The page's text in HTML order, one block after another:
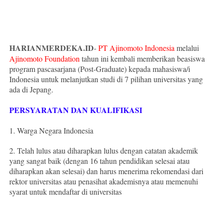
HARIANMERDEKA.ID-PT Ajinomoto Indonesia melalui
Ajinomoto Foundation tahun ini kembali memberikan beasiswa
program pascasarjana (Post-Graduate) kepada mahasiswa/i
Indonesia untuk melanjutkan studi di 7 pilihan universitas yang
ada di Jepang.
PERSYARATAN DAN KUALIFIKASI
1. Warga Negara Indonesia
2. Telah lulus atau diharapkan lulus dengan catatan akademik
yang sangat baik (dengan 16 tahun pendidikan selesai atau
diharapkan akan selesai) dan harus menerima rekomendasi dari
rektor universitas atau penasihat akademisnya atau memenuhi
syarat untuk mendaftar di universitas